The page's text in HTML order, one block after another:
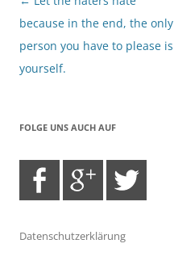
because in the end, the only
person you have to please is
yourself.
FOLGE UNS AUCH AUF
Datenschutzerklärung